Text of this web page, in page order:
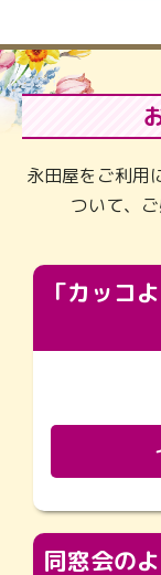
永田屋をご利用
ついて、